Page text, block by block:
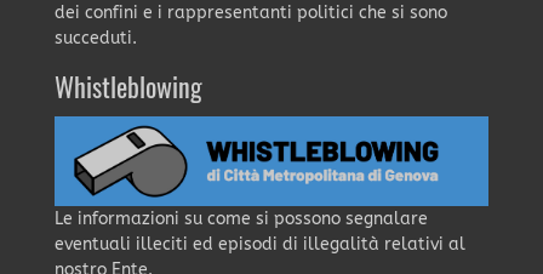
dei confini e i rappresentanti politici che si sono
succeduti.
Whistleblowing
Le informazioni su come si possono segnalare
eventuali illeciti ed episodi di illegalità relativi al